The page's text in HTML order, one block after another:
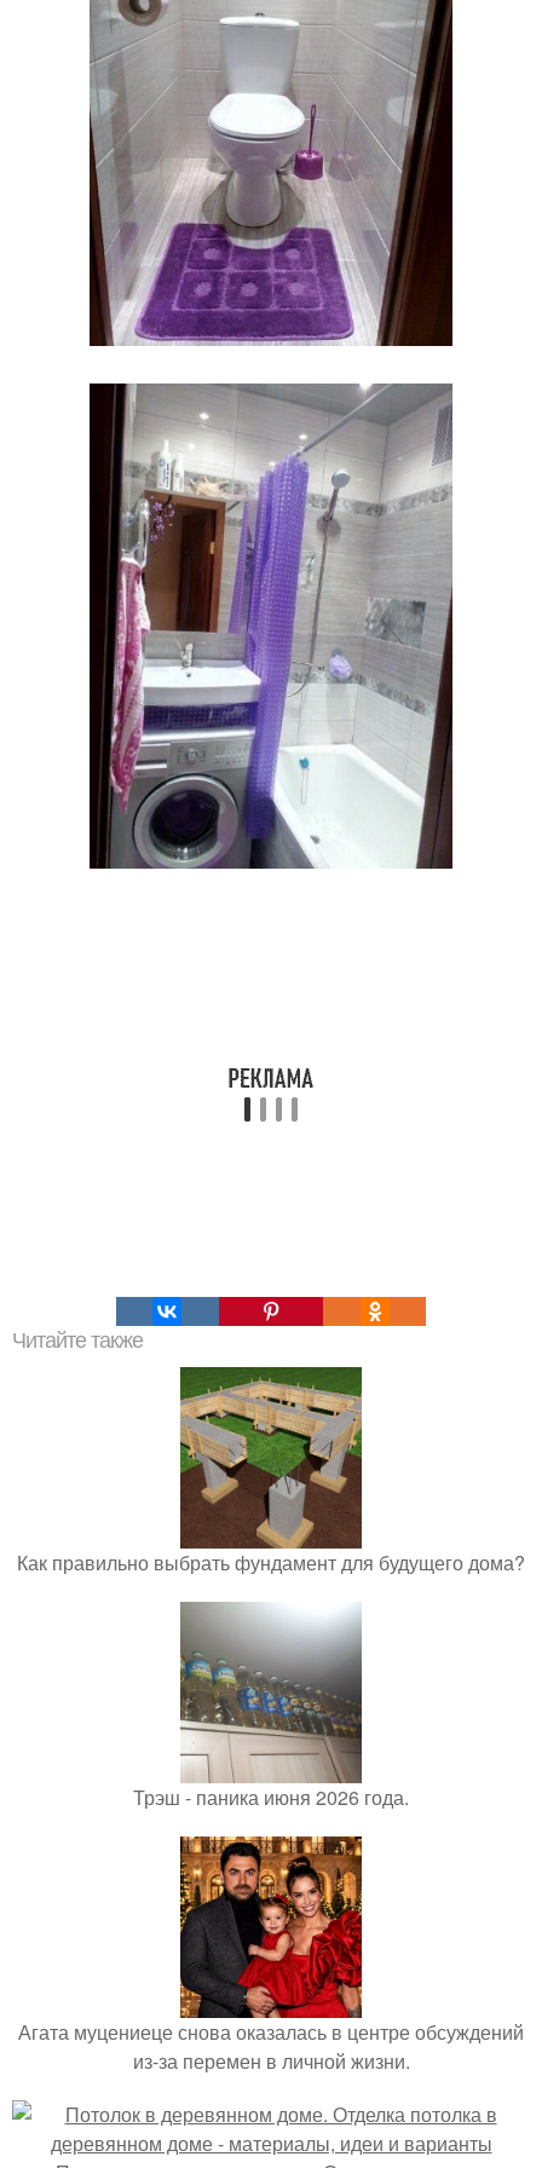
Читайте также
Как правильно выбрать фундамент для будущего дома?
Трэш - паника июня 2026 года.
Агата муцениеце снова оказалась в центре обсуждений
из-за перемен в личной жизни.